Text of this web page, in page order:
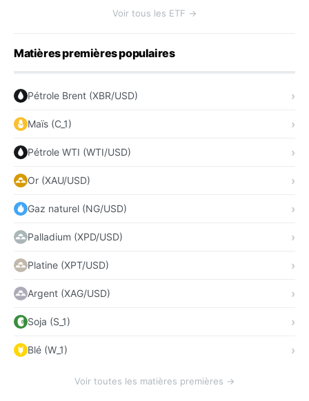
Voir tous les ETF →
Matières premières populaires
Pétrole Brent (XBR/USD)
Maïs (C_1)
Pétrole WTI (WTI/USD)
Or (XAU/USD)
Gaz naturel (NG/USD)
Palladium (XPD/USD)
Platine (XPT/USD)
Argent (XAG/USD)
Soja (S_1)
Blé (W_1)
Voir toutes les matières premières →